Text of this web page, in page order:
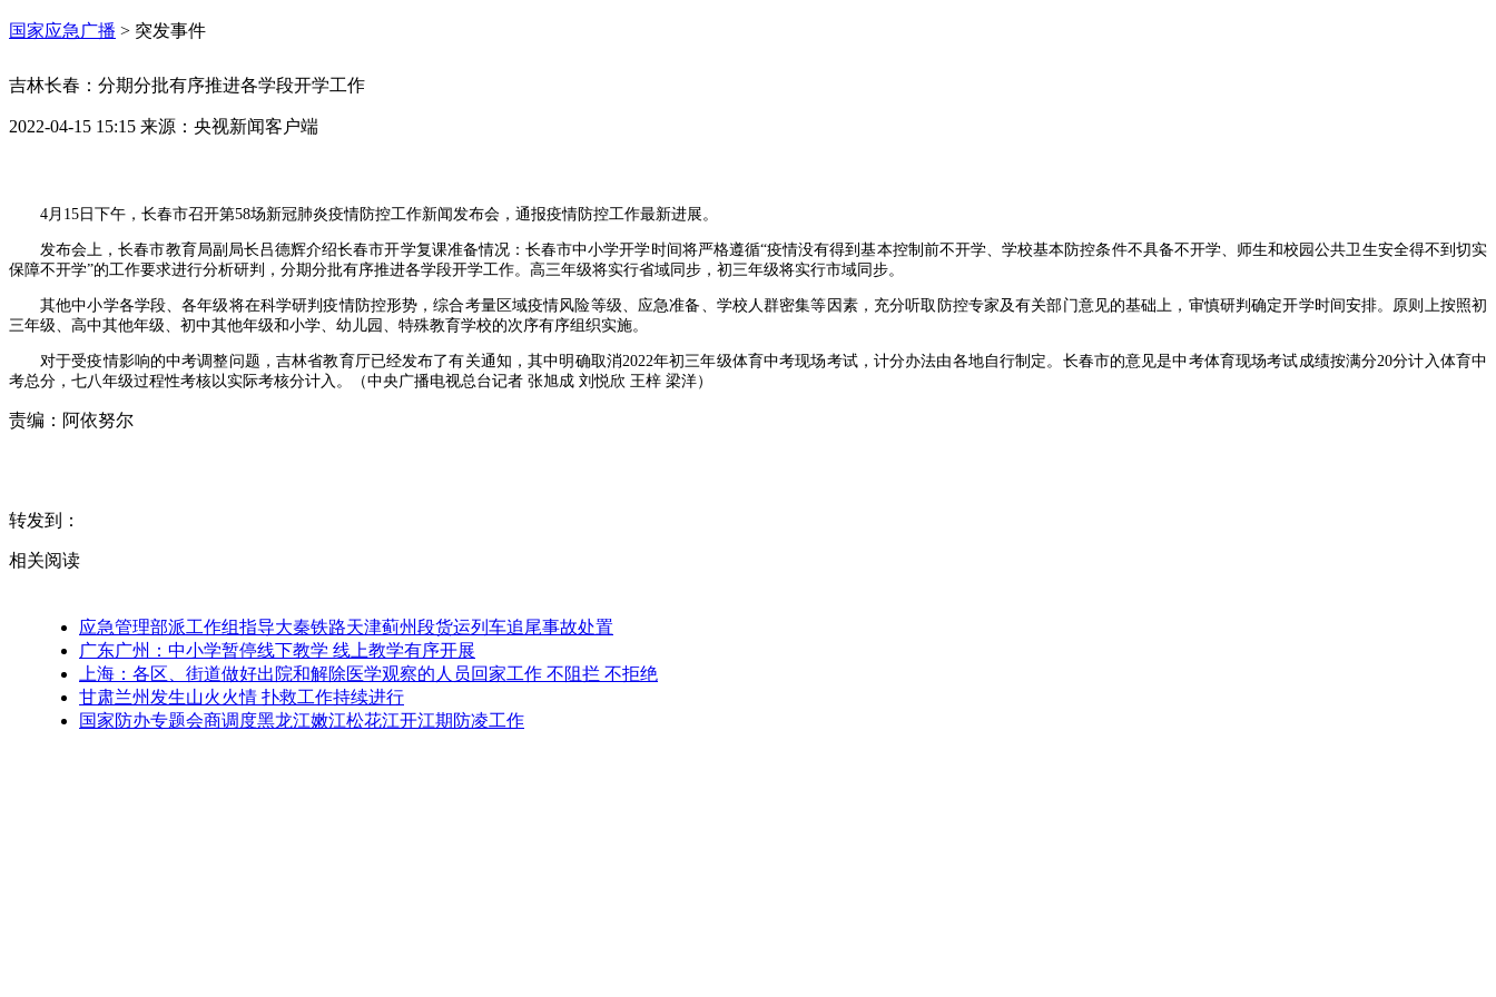
国家应急广播 > 突发事件
吉林长春：分期分批有序推进各学段开学工作
2022-04-15 15:15 来源： 央视新闻客户端
4月15日下午，长春市召开第58场新冠肺炎疫情防控工作新闻发布会，通报疫情防控工作最新进展。
发布会上，长春市教育局副局长吕德辉介绍长春市开学复课准备情况：长春市中小学开学时间将严格遵循“疫情没有得到基本控制前不开学、学校基本防控条件不具备不开学、师生和校园公共卫生安全得不到切实
保障不开学”的工作要求进行分析研判，分期分批有序推进各学段开学工作。高三年级将实行省域同步，初三年级将实行市域同步。
其他中小学各学段、各年级将在科学研判疫情防控形势，综合考量区域疫情风险等级、应急准备、学校人群密集等因素，充分听取防控专家及有关部门意见的基础上，审慎研判确定开学时间安排。原则上按照初
三年级、高中其他年级、初中其他年级和小学、幼儿园、特殊教育学校的次序有序组织实施。
对于受疫情影响的中考调整问题，吉林省教育厅已经发布了有关通知，其中明确取消2022年初三年级体育中考现场考试，计分办法由各地自行制定。长春市的意见是中考体育现场考试成绩按满分20分计入体育中
考总分，七八年级过程性考核以实际考核分计入。（中央广播电视总台记者 张旭成 刘悦欣 王梓 梁洋）
责编： 阿依努尔
转发到：
相关阅读
应急管理部派工作组指导大秦铁路天津蓟州段货运列车追尾事故处置
广东广州：中小学暂停线下教学 线上教学有序开展
上海：各区、街道做好出院和解除医学观察的人员回家工作 不阻拦 不拒绝
甘肃兰州发生山火火情 扑救工作持续进行
国家防办专题会商调度黑龙江嫩江松花江开江期防凌工作